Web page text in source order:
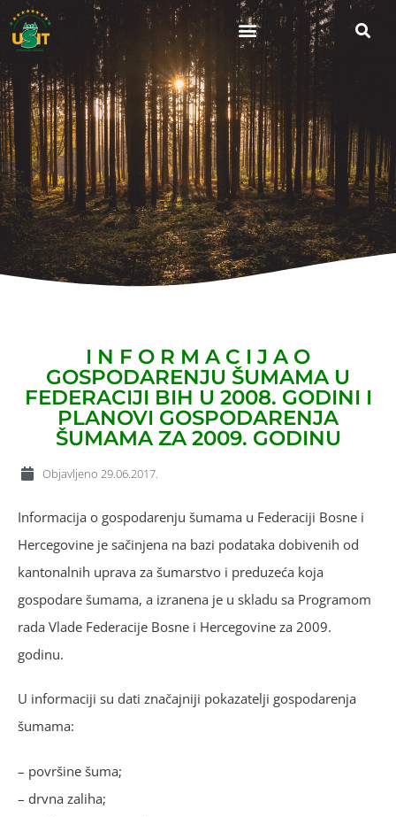
I N F O R M A C I J A O
GOSPODARENJU ŠUMAMA U
FEDERACIJI BIH U 2008. GODINI I
PLANOVI GOSPODARENJA
ŠUMAMA ZA 2009. GODINU
Objavljeno 29.06.2017.
Informacija o gospodarenju šumama u Federaciji Bosne i
Hercegovine je sačinjena na bazi podataka dobivenih od
kantonalnih uprava za šumarstvo i preduzeća koja
gospodare šumama, a izranena je u skladu sa Programom
rada Vlade Federacije Bosne i Hercegovine za 2009.
godinu.
U informaciji su dati značajniji pokazatelji gospodarenja
šumama:
– površine šuma;
– drvna zaliha;